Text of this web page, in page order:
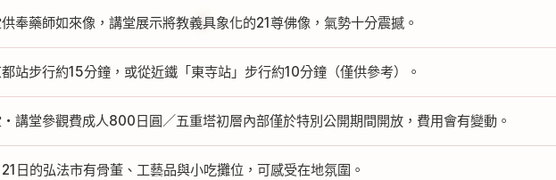
奉藥師如來像，講堂展示將教義具象化的21尊佛像，氣勢十分震撼。
站步行約15分鐘，或從近鐵「東寺站」步行約10分鐘（僅供參考）。
講堂參觀費成人800日圓／五重塔初層內部僅於特別公開期間開放，費用會有變動。
日的弘法市有骨董、工藝品與小吃攤位，可感受在地氛圍。